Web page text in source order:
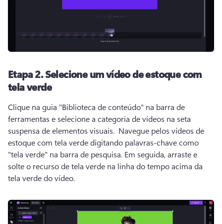
Etapa 2.Selecione um vídeo de estoque com
tela verde
Clique na guia "Biblioteca de conteúdo" na barra de
ferramentas e selecione a categoria de vídeos na seta
suspensa de elementos visuais. Navegue pelos vídeos de
estoque com tela verde digitando palavras-chave como
"tela verde" na barra de pesquisa. Em seguida, arraste e
solte o recurso de tela verde na linha do tempo acima da
tela verde do vídeo.